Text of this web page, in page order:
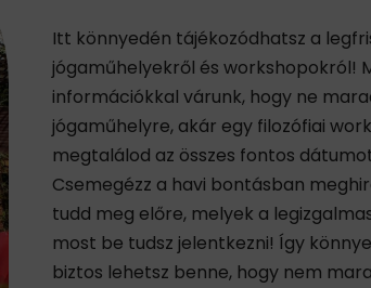
Itt könnyedén tájékozódhatsz a
jógaműhelyekről és workshopokról!
információkkal várunk, hogy ne
jógaműhelyre, akár egy filozófiai
megtalálod az összes fontos
Csemegézz a havi bontásban
tudd meg előre, melyek a
most be tudsz jelentkezni! Így
biztos lehetsz benne, hogy nem